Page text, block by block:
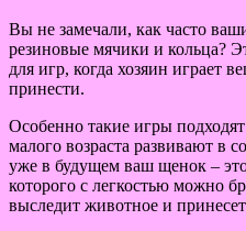
Вы не замечали, как часто
резиновые мячики и кольца?
для игр, когда хозяин играет
принести.
Особенно такие игры
малого возраста развивают в
уже в будущем ваш щенок –
которого с легкостью можно
выследит животное и